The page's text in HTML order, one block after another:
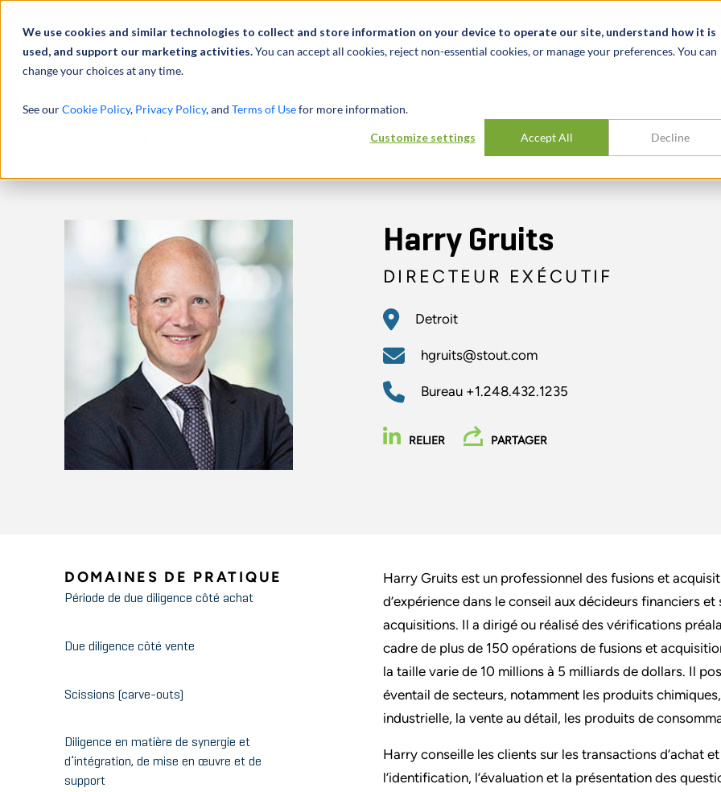
We use cookies and similar technologies to collect and store information on your device to operate our site, understand how it is
used, and support our marketing activities.You can accept all cookies, reject non-essential cookies, or manage your preferences. You can
change your choices at any time.
See ourCookie Policy, Privacy Policy, and Terms of Usefor more information.
Customize settings Accept All Decline
Harry Gruits
DIRECTEUR EXÉCUTIF
Detroit
hgruits@stout.com
Bureau +1.248.432.1235
RELIER PARTAGER
Harry Gruits est un professionnel des fusions et
d’expérience dans le conseil aux décideurs financiers
acquisitions. Il a dirigé ou réalisé des vérifications
cadre de plus de 150 opérations de fusions et
la taille varie de 10 millions à 5 milliards de dollars. Il
éventail de secteurs, notamment les produits
industrielle, la vente au détail, les produits de
Harry conseille les clients sur les transactions d’achat
l’identification, l’évaluation et la présentation des
DOMAINES DE PRATIQUE
Période de due diligence côté achat
Due diligence côté vente
Scissions (carve-outs)
Diligence en matière de synergie et
d’intégration, de mise en œuvre et de
support